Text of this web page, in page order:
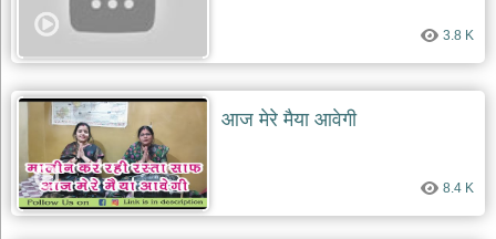
रानी
सती
दादी
भजन
rani
dadi
bhajans
बावा
लाल
3.8 K
आज मेरे मैया आवेगी
8.4 K